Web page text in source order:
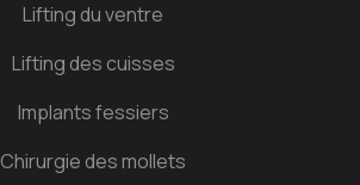
Lifting du ventre
Lifting des cuisses
Implants fessiers
Chirurgie des mollets